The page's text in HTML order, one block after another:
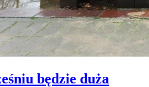
będzie duża